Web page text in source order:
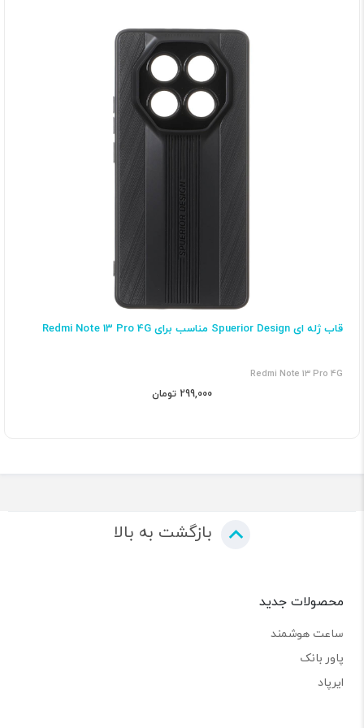
قاب ژله ای Spuerior Design مناسب برای Redmi Note 13 Pro 4G
Redmi Note 13 Pro 4G
299,000 تومان
بازگشت به بالا
محصولات جدید
ساعت هوشمند
پاور بانک
ایرپاد